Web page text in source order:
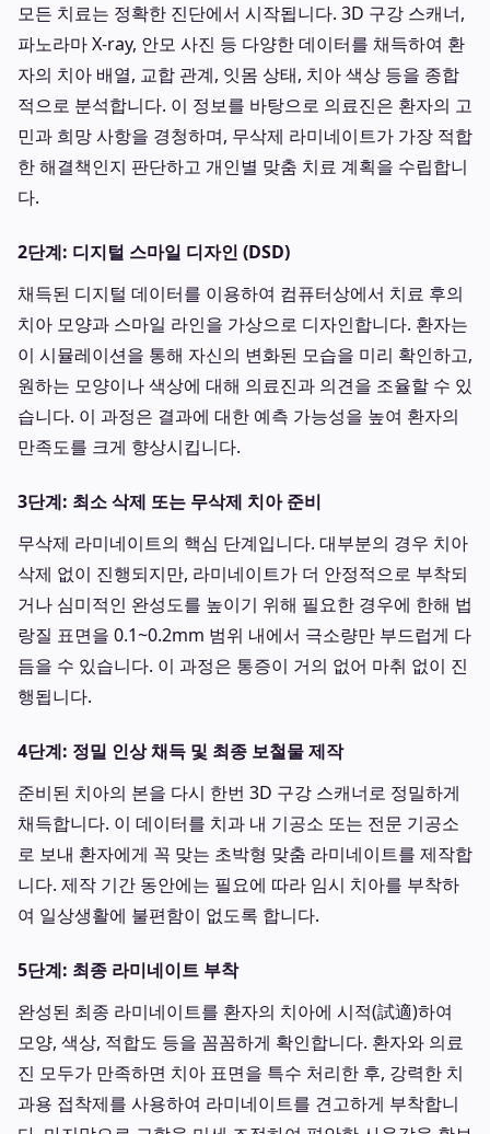
모든 치료는 정확한 진단에서 시작됩니다. 3D 구강 스캐너,
파노라마 X-ray, 안모 사진 등 다양한 데이터를 채득하여 환
자의 치아 배열, 교합 관계, 잇몸 상태, 치아 색상 등을 종합
적으로 분석합니다. 이 정보를 바탕으로 의료진은 환자의 고
민과 희망 사항을 경청하며, 무삭제 라미네이트가 가장 적합
한 해결책인지 판단하고 개인별 맞춤 치료 계획을 수립합니
다.
2단계: 디지털 스마일 디자인 (DSD)
채득된 디지털 데이터를 이용하여 컴퓨터상에서 치료 후의
치아 모양과 스마일 라인을 가상으로 디자인합니다. 환자는
이 시뮬레이션을 통해 자신의 변화된 모습을 미리 확인하고,
원하는 모양이나 색상에 대해 의료진과 의견을 조율할 수 있
습니다. 이 과정은 결과에 대한 예측 가능성을 높여 환자의
만족도를 크게 향상시킵니다.
3단계: 최소 삭제 또는 무삭제 치아 준비
무삭제 라미네이트의 핵심 단계입니다. 대부분의 경우 치아
삭제 없이 진행되지만, 라미네이트가 더 안정적으로 부착되
거나 심미적인 완성도를 높이기 위해 필요한 경우에 한해 법
랑질 표면을 0.1~0.2mm 범위 내에서 극소량만 부드럽게 다
듬을 수 있습니다. 이 과정은 통증이 거의 없어 마취 없이 진
행됩니다.
4단계: 정밀 인상 채득 및 최종 보철물 제작
준비된 치아의 본을 다시 한번 3D 구강 스캐너로 정밀하게
채득합니다. 이 데이터를 치과 내 기공소 또는 전문 기공소
로 보내 환자에게 꼭 맞는 초박형 맞춤 라미네이트를 제작합
니다. 제작 기간 동안에는 필요에 따라 임시 치아를 부착하
여 일상생활에 불편함이 없도록 합니다.
5단계: 최종 라미네이트 부착
완성된 최종 라미네이트를 환자의 치아에 시적(試適)하여
모양, 색상, 적합도 등을 꼼꼼하게 확인합니다. 환자와 의료
진 모두가 만족하면 치아 표면을 특수 처리한 후, 강력한 치
과용 접착제를 사용하여 라미네이트를 견고하게 부착합니